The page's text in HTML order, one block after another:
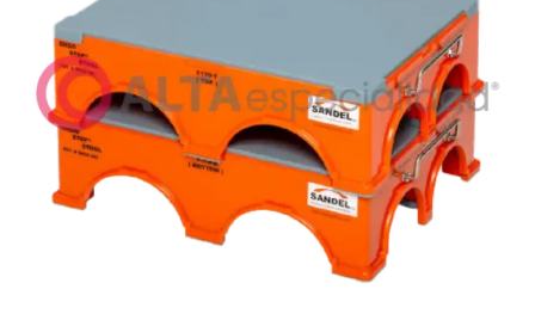
Blog
Contacto